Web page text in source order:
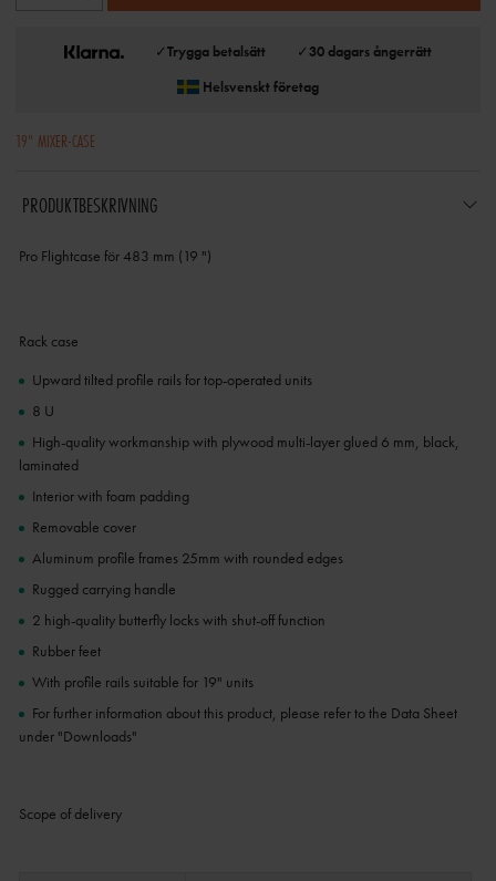
✓Trygga betalsätt ✓30 dagars ångerrätt
Helsvenskt företag
19" MIXER-CASE
PRODUKTBESKRIVNING
Pro Flightcase för 483 mm (19 ")
Rack case
Upward tilted profile rails for top-operated units
8 U
High-quality workmanship with plywood multi-layer glued 6 mm, black,
laminated
Interior with foam padding
Removable cover
Aluminum profile frames 25mm with rounded edges
Rugged carrying handle
2 high-quality butterfly locks with shut-off function
Rubber feet
With profile rails suitable for 19" units
For further information about this product, please refer to the Data Sheet
under "Downloads"
Scope of delivery